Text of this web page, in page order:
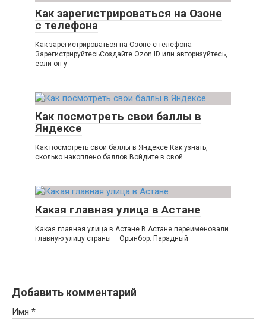
Как зарегистрироваться на Озоне
с телефона
Как зарегистрироваться на Озоне с телефона
ЗарегистрируйтесьСоздайте Ozon ID или авторизуйтесь,
если он у
Как посмотреть свои баллы в
Яндексе
Как посмотреть свои баллы в Яндексе Как узнать,
сколько накоплено баллов Войдите в свой
Какая главная улица в Астане
Какая главная улица в Астане В Астане переименовали
главную улицу страны – Орынбор. Парадный
Добавить комментарий
Имя *